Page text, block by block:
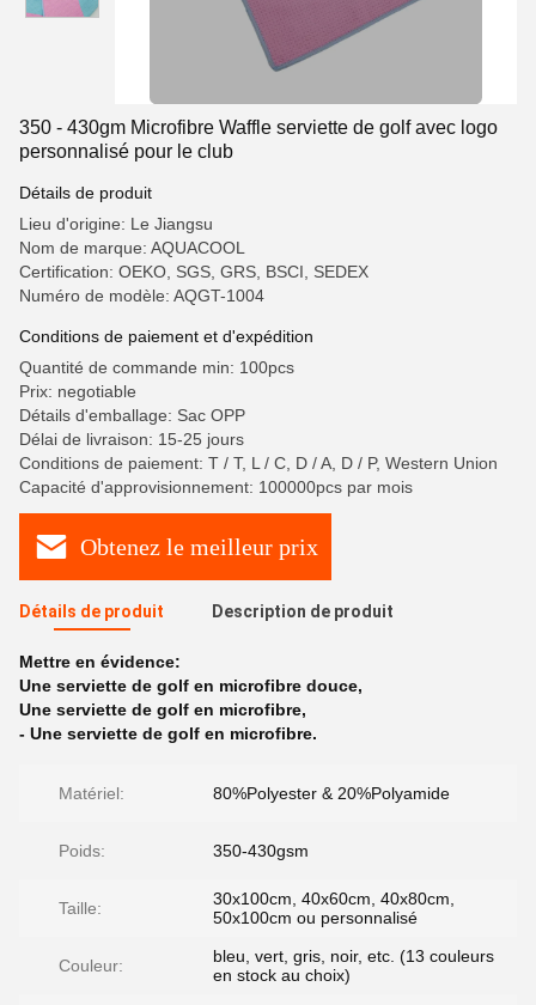
350 - 430gm Microfibre Waffle serviette de golf avec logo
personnalisé pour le club
Détails de produit
Lieu d'origine: Le Jiangsu
Nom de marque: AQUACOOL
Certification: OEKO, SGS, GRS, BSCI, SEDEX
Numéro de modèle: AQGT-1004
Conditions de paiement et d'expédition
Quantité de commande min: 100pcs
Prix: negotiable
Détails d'emballage: Sac OPP
Délai de livraison: 15-25 jours
Conditions de paiement: T / T, L / C, D / A, D / P, Western Union
Capacité d'approvisionnement: 100000pcs par mois
Obtenez le meilleur prix
Détails de produit Description de produit
Mettre en évidence:
Une serviette de golf en microfibre douce,
Une serviette de golf en microfibre,
- Une serviette de golf en microfibre.
Matériel: 80%Polyester & 20%Polyamide
Poids: 350-430gsm
Taille:
30x100cm, 40x60cm, 40x80cm,
50x100cm ou personnalisé
Couleur:
bleu, vert, gris, noir, etc. (13 couleurs
en stock au choix)